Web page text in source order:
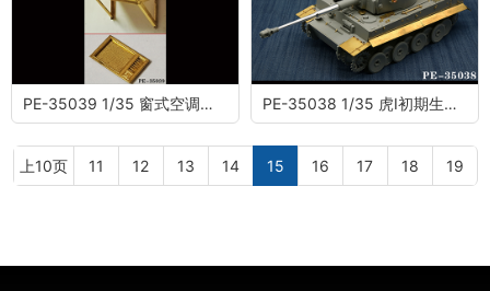
PE-35039 1/35 窗式空调机（内含五台） PE-35038 1/35 虎I初期生产型蚀刻片(配边境BT-010)
上10页 11 12 13 14 15 16 17 18 19